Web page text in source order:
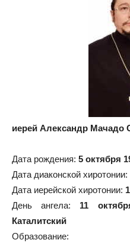
иерей Александр Мачадо
Дата рождения: 5 октября
Дата диаконской хиротонии:
Дата иерейской хиротонии:
День ангела: 11
Каталитский
Образование: